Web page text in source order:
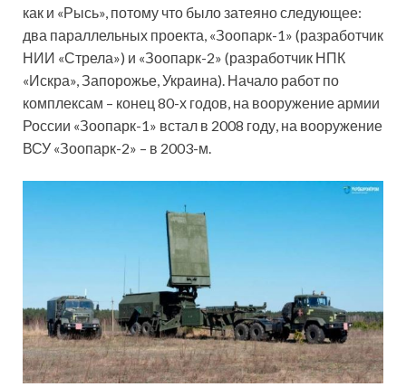
как и «Рысь», потому что было затеяно следующее:
два параллельных проекта, «Зоопарк-1» (разработчик
НИИ «Стрела») и «Зоопарк-2» (разработчик НПК
«Искра», Запорожье, Украина). Начало работ по
комплексам – конец 80-х годов, на вооружение армии
России «Зоопарк-1» встал в 2008 году, на вооружение
ВСУ «Зоопарк-2» – в 2003-м.